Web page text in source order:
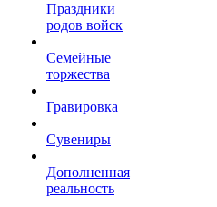
Праздники
родов войск
Семейные
торжества
Гравировка
Сувениры
Дополненная
реальность